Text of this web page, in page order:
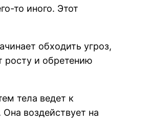
то иного. Этот
обходить угроз,
росту и обретению
тела ведет к
воздействует на